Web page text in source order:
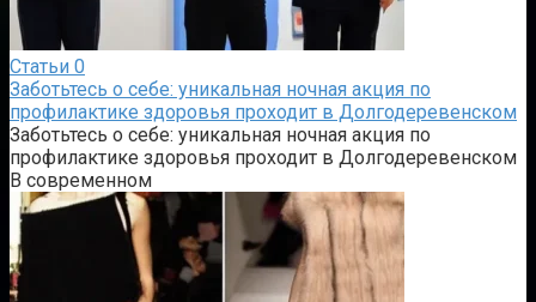
Статьи 0
Заботьтесь о себе: уникальная ночная акция по
профилактике здоровья проходит в Долгодеревенском
Заботьтесь о себе: уникальная ночная акция по
профилактике здоровья проходит в Долгодеревенском
В современном